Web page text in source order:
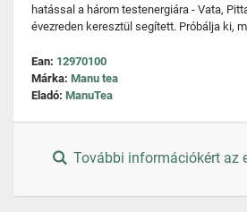
hatással a három testenergiára - Vata,
évezreden keresztül segített. Próbálja ki,
Ean: 12970100
Márka: Manu tea
Eladó: ManuTea
További információkért az